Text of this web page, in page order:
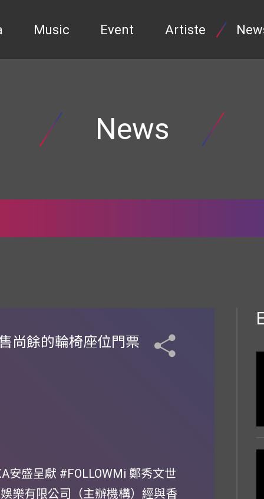
Music Event Artiste
News
尚餘的輪椅座位門票
安盛呈獻 #FOLLOWMi 鄭秀文世
樂有限公司（主辦機構）經與香